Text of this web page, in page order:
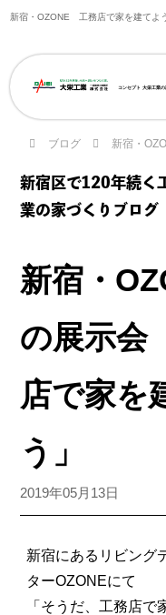
新宿・OZONE 工務店で家を建てよ
コンセプト 大栄工業の
ブログ 新宿・
新宿区で120年続く
業の家づくりブログ
新宿・
の展示会
店で家を
う」
2019年05月13日
新宿にあるリビング
ターOZONEにて
「 そうだ、工務店で